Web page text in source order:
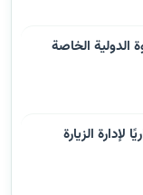
الدولية الخاصة
الزيارة